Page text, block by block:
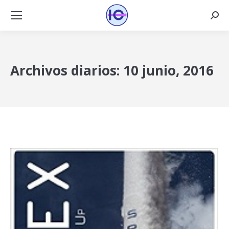
Archivos diarios: 10 junio, 2016